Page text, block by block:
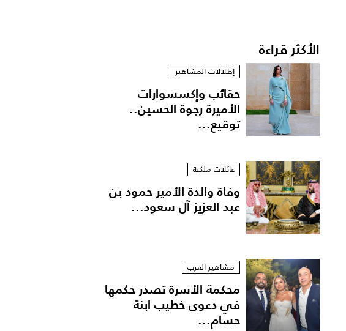
الأكثر قراءة
إطلالات المشاهير
حقائب وإكسسوارات
الأميرة رجوة الحسين..
توقيع...
عائلات ملكية
وفاة والدة الأمير حمود بن
عبد العزيز آل سعود...
مشاهير العرب
محكمة الأسرة تصدر حكمها
في دعوى خطيب ابنة
حسام...